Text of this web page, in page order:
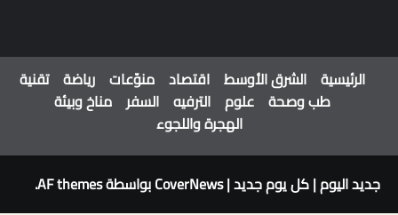
الرئيسية الشرق الأوسط اقتصاد منوّعات رياضة تقنية
طب وصحة علوم الترفيه السفر مناخ وبيئة
الهجرة واللجوء
جديد اليوم | كل يوم جديد|
CoverNewsبواسطة AF themes.